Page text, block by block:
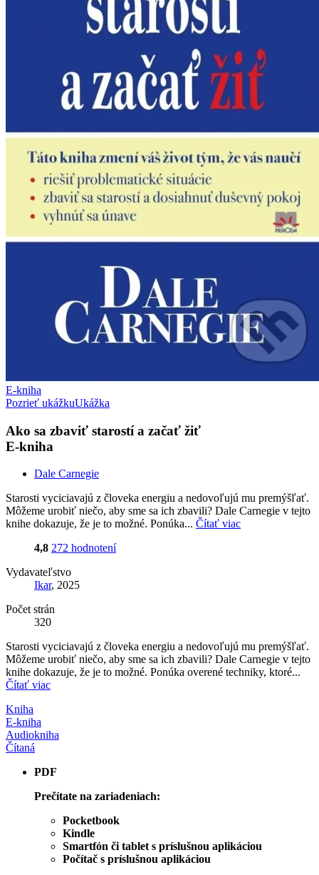
E-kniha
Pozrieť ukážkuUkážka
Ako sa zbaviť starostí a začať žiť
E-kniha
Dale Carnegie
Starosti vyciciavajú z človeka energiu a nedovoľujú mu premýšľať.
Môžeme urobiť niečo, aby sme sa ich zbavili? Dale Carnegie v tejto
knihe dokazuje, že je to možné. Ponúka... Čítať viac
4,8 272 hodnotení
Vydavateľstvo
Ikar, 2025
Počet strán
320
Starosti vyciciavajú z človeka energiu a nedovoľujú mu premýšľať.
Môžeme urobiť niečo, aby sme sa ich zbavili? Dale Carnegie v tejto
knihe dokazuje, že je to možné. Ponúka overené techniky, ktoré...
Čítať viac
Kniha
E-kniha
Audiokniha
Čítaná
PDF
Prečítate na zariadeniach:
Pocketbook
Kindle
Smartfón či tablet s príslušnou aplikáciou
Počítač s príslušnou aplikáciou